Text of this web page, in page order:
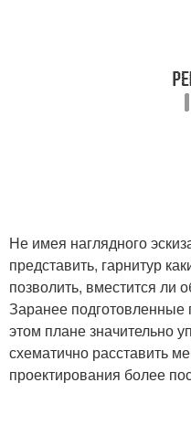
Не имея наглядного
представить, гарнитур
позволить, вместится ли
Заранее подготовленные
этом плане значительно
схематично расставить
проектирования более